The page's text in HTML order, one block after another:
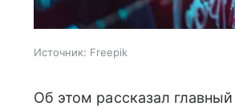
Источник: Freepik
Об этом рассказал